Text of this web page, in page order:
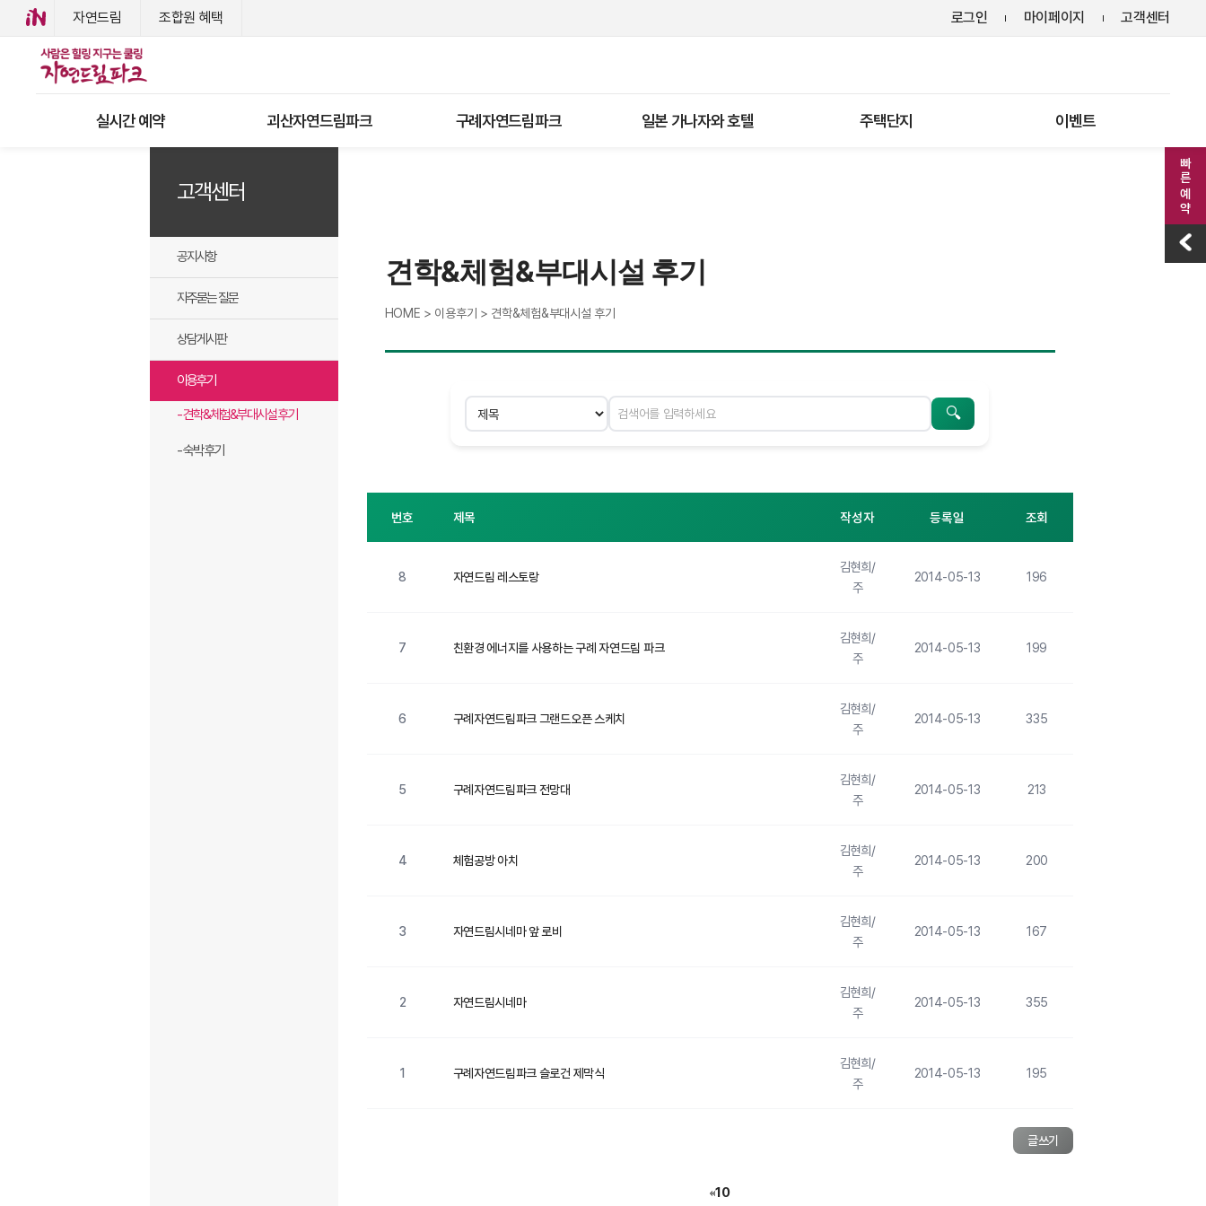
자연드림 조합원 혜택 로그인 마이페이지 고객센터
실시간 예약 괴산자연드림파크 구례자연드림파크 일본 가나자와 호텔 주택단지 이벤트
빠른 예약
고객센터
공지사항
자주묻는 질문
상담게시판
이용후기
- 견학&체험&부대시설 후기
- 숙박 후기
견학&체험&부대시설 후기
HOME > 이용후기 > 견학&체험&부대시설 후기
검색 분야
검색어 입력
번호 제목 작성자 등록일 조회
8 자연드림 레스토랑
김현희/
주
2014-05-13 196
7 친환경 에너지를 사용하는 구례 자연드림 파크
김현희/
주
2014-05-13 199
6 구례자연드림파크 그랜드오픈 스케치
김현희/
주
2014-05-13 335
5 구례자연드림파크 전망대
김현희/
주
2014-05-13 213
4 체험공방 아치
김현희/
주
2014-05-13 200
3 자연드림시네마 앞 로비
김현희/
주
2014-05-13 167
2 자연드림시네마
김현희/
주
2014-05-13 355
1 구례자연드림파크 슬로건 제막식
김현희/
주
2014-05-13 195
글쓰기
10